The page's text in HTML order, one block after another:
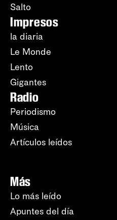
Salto
Impresos
la diaria
Le Monde
Lento
Gigantes
Radio
Periodismo
Música
Artículos leídos
Más
Lo más leído
Apuntes del día